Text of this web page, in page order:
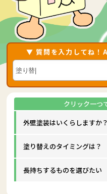
▼ 質問を入力してね！
外壁塗装はいくらしますか？
塗り替えのタイミングは？
長持ちするものを選びたい